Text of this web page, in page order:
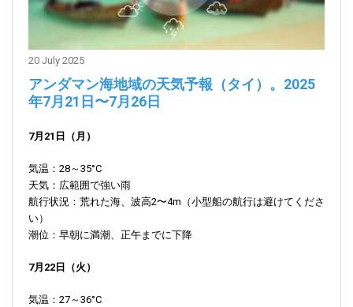
20 July 2025
アンダマン海地域の天気予報（タイ）。2025
年7月21日〜7月26日
7月21日（月）
気温：28～35°C
天気：広範囲で強い雨
航行状況：荒れた海、波高2〜4m（小型船の航行は避けてくださ
い）
潮位：早朝に満潮、正午までに下降
7月22日（火）
気温：27～36°C